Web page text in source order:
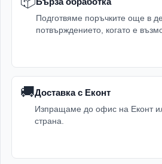
Подготвяме поръчките още в
потвърждението, когато е
🚚Доставка с Еконт
Изпращаме до офис на Еконт
страна.